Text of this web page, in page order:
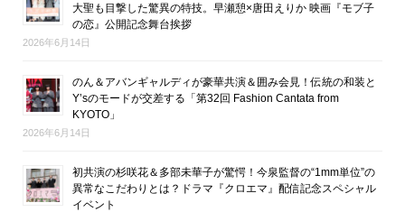
大聖も目撃した驚異の特技。早瀬憩×唐田えりか 映画『モブ子
の恋』公開記念舞台挨拶
2026年6月14日
のん＆アバンギャルディが豪華共演＆囲み会見！伝統の和装と
Y’sのモードが交差する「第32回 Fashion Cantata from
KYOTO」
2026年6月14日
初共演の杉咲花＆多部未華子が驚愕！今泉監督の“1mm単位”の
異常なこだわりとは？ドラマ『クロエマ』配信記念スペシャル
イベント